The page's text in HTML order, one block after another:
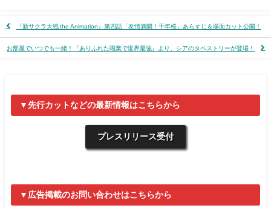
『新サクラ大戦 the Animation』第四話「友情満開！千年桜」あらすじ＆場面カット公開！
お部屋でいつでも一緒！『ありふれた職業で世界最強』より、シアのタペストリーが登場！
▼先行カットなどの最新情報はこちらから
プレスリリース受付
▼広告掲載のお問い合わせはこちらから